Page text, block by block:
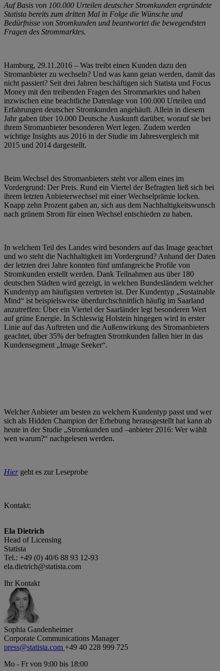
Auf Basis von 100.000 Urteilen deutscher Stromkunden ergründete
Statista bereits zum dritten Mal in Folge die Wünsche und
Bedürfnisse von Stromkunden und beantwortet die bewegendsten
Fragen des Strommarktes.
Hamburg, 29.11.2016 – Was treibt einen Kunden dazu den
Stromanbieter zu wechseln? Und was kann getan werden, damit das
nicht passiert? Seit drei Jahren beschäftigen sich Statista und Focus
Money mit den treibenden Fragen des Strommarktes und haben
inzwischen eine beachtliche Datenlage von 100.000 Urteilen und
Erfahrungen deutscher Stromkunden angehäuft. Allein in diesem
Jahr gaben über 10.000 Deutsche Auskunft darüber, worauf sie bei
ihrem Stromanbieter besonderen Wert legen. Zudem werden
wichtige Insights aus 2016 in der Studie im Jahresvergleich mit
2015 und 2014 dargestellt.
Beim Wechsel des Stromanbieters steht vor allem eines im
Vordergrund: Der Preis. Rund ein Viertel der Befragten ließ sich bei
ihrem letzten Anbieterwechsel mit einer Wechselprämie locken.
Knapp zehn Prozent gaben an, sich aus dem Nachhaltigkeitswunsch
nach grünem Strom für einen Wechsel entschieden zu haben.
In welchem Teil des Landes wird besonders auf das Image geachtet
und wo steht die Nachhaltigkeit im Vordergrund? Anhand der Daten
der letzten drei Jahre konnten fünf umfangreiche Profile von
Stromkunden erstellt werden. Dank Teilnahmen aus über 180
deutschen Städten wird gezeigt, in welchen Bundesländern welcher
Kundentyp am häufigsten vertreten ist. Der Kundentyp „Sustainable
Mind“ ist beispielsweise überdurchschnittlich häufig im Saarland
anzutreffen: Über ein Viertel der Saarländer legt besonderen Wert
auf grüne Energie. In Schleswig Holstein hingegen wird in erster
Linie auf das Auftreten und die Außenwirkung des Stromanbieters
geachtet, über 35% der befragten Stromkunden fallen hier in das
Kundensegment „Image Seeker“.
Welcher Anbieter am besten zu welchem Kundentyp passt und wer
sich als Hidden Champion der Erhebung herausgestellt hat kann ab
heute in der Studie „Stromkunden und –anbieter 2016: Wer wählt
wen warum?“ nachgelesen werden.
Hiergeht es zur Leseprobe
Kontakt:
Ela Dietrich
Head of Licensing
Statista
Tel.: +49 (0) 40/6 88 93 12-93
ela.dietrich@statista.com
Ihr Kontakt
Sophia Gandenheimer
Corporate Communications Manager
press@statista.com +49 40 228 999 725
Mo - Fr von 9:00 bis 18:00